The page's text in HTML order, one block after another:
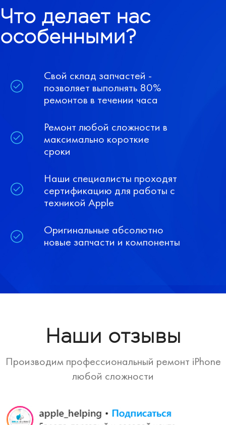
Что делает нас
особенными?
Свой склад запчастей -
позволяет выполнять 80%
ремонтов в течении часа
Ремонт любой сложности в
максимально короткие
сроки
Наши специалисты проходят
сертификацию для работы с
техникой Apple
Оригинальные абсолютно
новые запчасти и компоненты
Наши отзывы
Производим профессиональный ремонт iPhone
любой сложности